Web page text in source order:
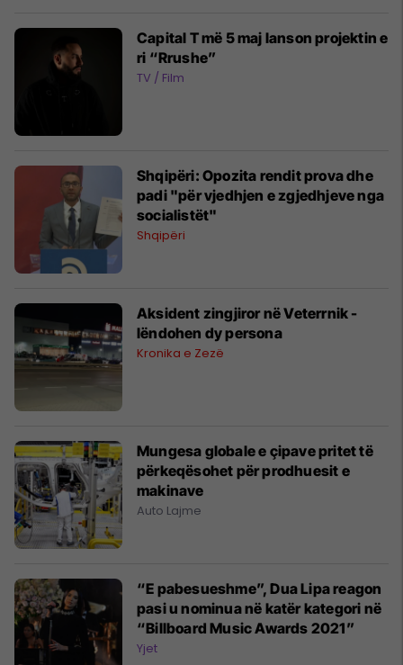
Capital T më 5 maj lanson projektin e
ri “Rrushe”
TV / Film
Shqipëri: Opozita rendit prova dhe
padi "për vjedhjen e zgjedhjeve nga
socialistët"
Shqipëri
Aksident zingjiror në Veterrnik -
lëndohen dy persona
Kronika e Zezë
Mungesa globale e çipave pritet të
përkeqësohet për prodhuesit e
makinave
Auto Lajme
“E pabesueshme”, Dua Lipa reagon
pasi u nominua në katër kategori në
“Billboard Music Awards 2021”
Yjet